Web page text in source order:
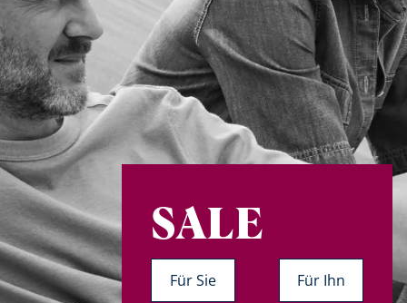
Bildverlinkung
SALE
Für Sie Für Ihn